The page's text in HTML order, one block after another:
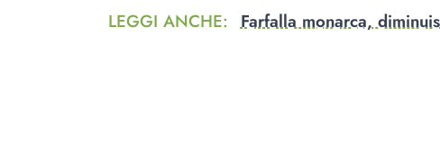
LEGGI ANCHE: Farfalla monarca,